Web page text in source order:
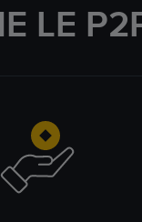
LE